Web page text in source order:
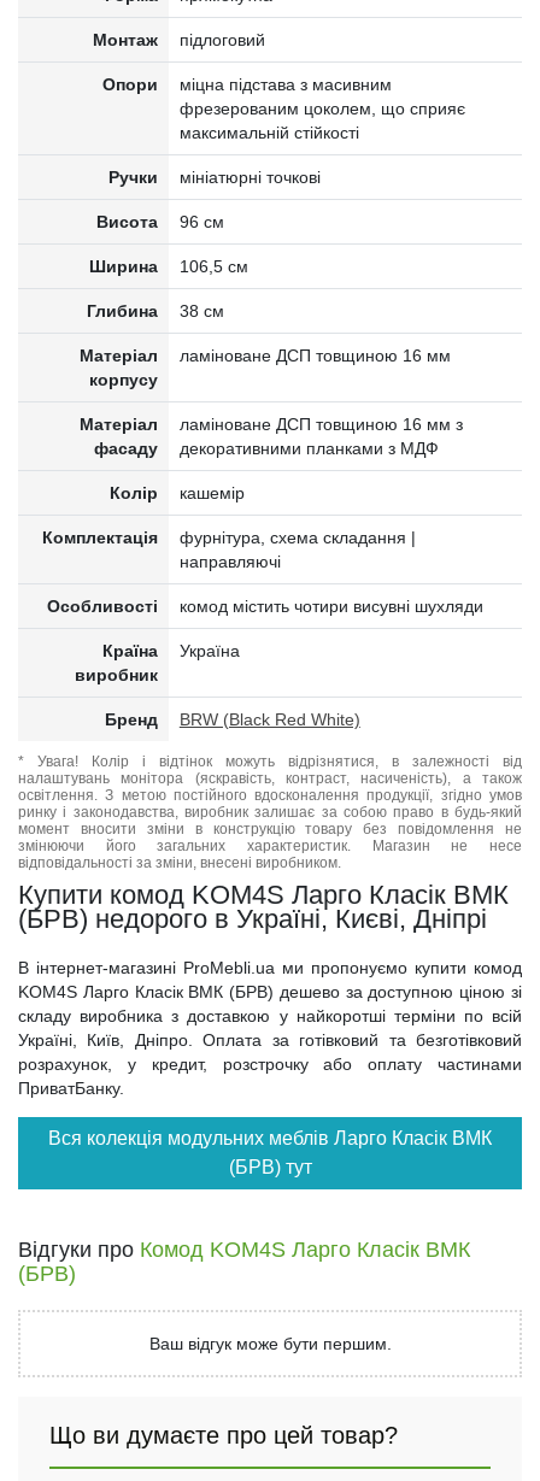
Монтаж підлоговий
Опори
міцна підстава з масивним
фрезерованим цоколем, що сприяє
максимальній стійкості
Ручки мініатюрні точкові
Висота 96 см
Ширина 106,5 см
Глибина 38 см
Матеріал
корпусу
ламіноване ДСП товщиною 16 мм
Матеріал
фасаду
ламіноване ДСП товщиною 16 мм з
декоративними планками з МДФ
Колір кашемір
Комплектація
фурнітура, схема складання |
направляючі
Особливості комод містить чотири висувні шухляди
Країна
виробник
Україна
Бренд BRW (Black Red White)
* Увага! Колір і відтінок можуть відрізнятися, в залежності від
налаштувань монітора (яскравість, контраст, насиченість), а також
освітлення. З метою постійного вдосконалення продукції, згідно умов
ринку і законодавства, виробник залишає за собою право в будь-який
момент вносити зміни в конструкцію товару без повідомлення не
змінюючи його загальних характеристик. Магазин не несе
відповідальності за зміни, внесені виробником.
Купити комод KOM4S Ларго Класік ВМК
(БРВ) недорого в Україні, Києві, Дніпрі
В інтернет-магазині ProMebli.ua ми пропонуємо купити комод
KOM4S Ларго Класік ВМК (БРВ) дешево за доступною ціною зі
складу виробника з доставкою у найкоротші терміни по всій
Україні, Київ, Дніпро. Оплата за готівковий та безготівковий
розрахунок, у кредит, розстрочку або оплату частинами
ПриватБанку.
Вся колекція модульних меблів Ларго Класік ВМК
(БРВ) тут
Відгуки про Комод KOM4S Ларго Класік ВМК
(БРВ)
Ваш відгук може бути першим.
Що ви думаєте про цей товар?